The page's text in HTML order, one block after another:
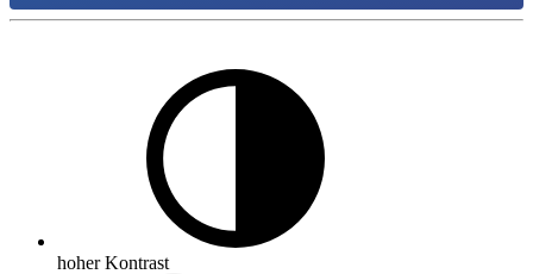
hoher Kontrast